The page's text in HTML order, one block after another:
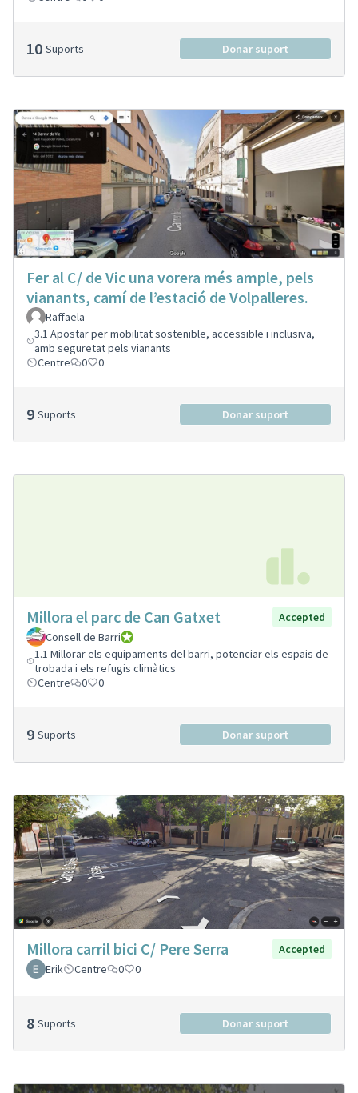
10 Suports Donar suport
Fer al C/ de Vic una vorera més ample, pels
vianants, camí de l’estació de Volpalleres.
Raffaela
3.1 Apostar per mobilitat sostenible, accessible i inclusiva,
amb seguretat pels vianants
Centre
0 0
9 Suports Donar suport
Millora el parc de Can Gatxet
Accepted
Consell de BarriConsell de Barri
1.1 Millorar els equipaments del barri, potenciar els espais de
trobada i els refugis climàtics
Centre
0 0
9 Suports Donar suport
Millora carril bici C/ Pere Serra
Accepted
Erik
Centre 0 0
8 Suports Donar suport